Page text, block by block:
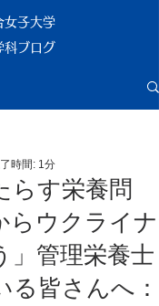
女子大学
科ブログ
らす栄養問
ウクライナ
」管理栄養士
る皆さんへ：
時間: 1分